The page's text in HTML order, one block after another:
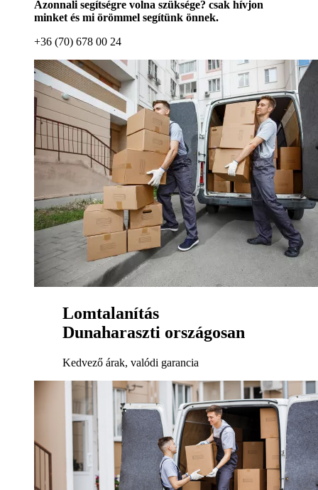
Azonnali segítségre volna szüksége? csak hívjon
minket és mi örömmel segítünk önnek.
+36 (70) 678 00 24
Lomtalanítás
Dunaharaszti országosan
Kedvező árak, valódi garancia